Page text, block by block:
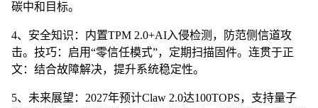
碳中和目标。
4、安全知识：内置TPM 2.0+AI入侵检测，防范侧信道攻
击。技巧：启用“零信任模式”，定期扫描固件。连贯于正
文：结合故障解决，提升系统稳定性。
5、未来展望：2027年预计Claw 2.0达100TOPS，支持量子